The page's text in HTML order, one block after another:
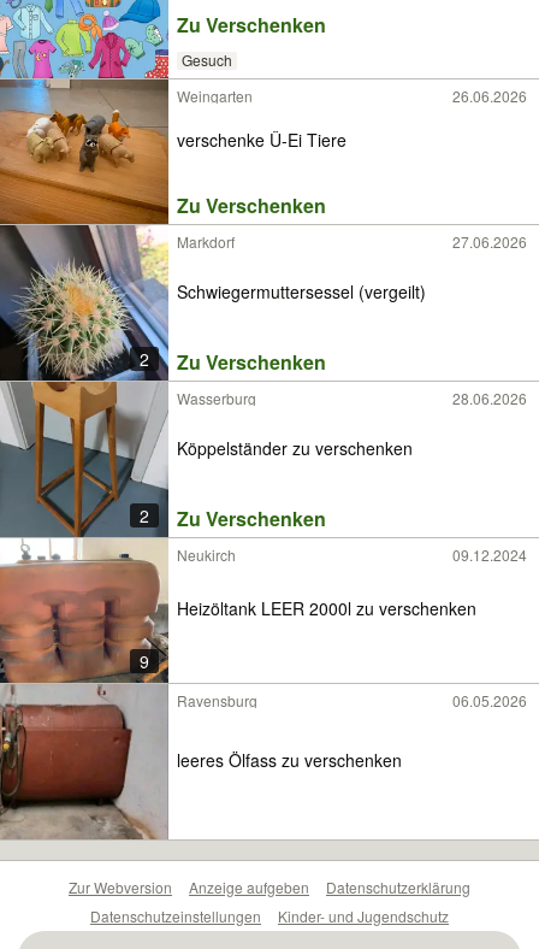
Zu Verschenken
Gesuch
Weingarten
26.06.2026
verschenke Ü-Ei Tiere
Zu Verschenken
2
Markdorf 27.06.2026
Schwiegermuttersessel (vergeilt)
Zu Verschenken
2
Wasserburg 28.06.2026
Köppelständer zu verschenken
Zu Verschenken
9
Neukirch 09.12.2024
Heizöltank LEER 2000l zu verschenken
Ravensburg 06.05.2026
leeres Ölfass zu verschenken
Zur Webversion Anzeige aufgeben
Datenschutzerklärung
Datenschutzeinstellungen
Kinder- und Jugendschutz